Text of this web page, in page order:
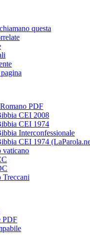
questa
PDF
CEI 2008
CEI 1974
Interconfessionale
CEI 1974
vaticano
Treccani
PDF